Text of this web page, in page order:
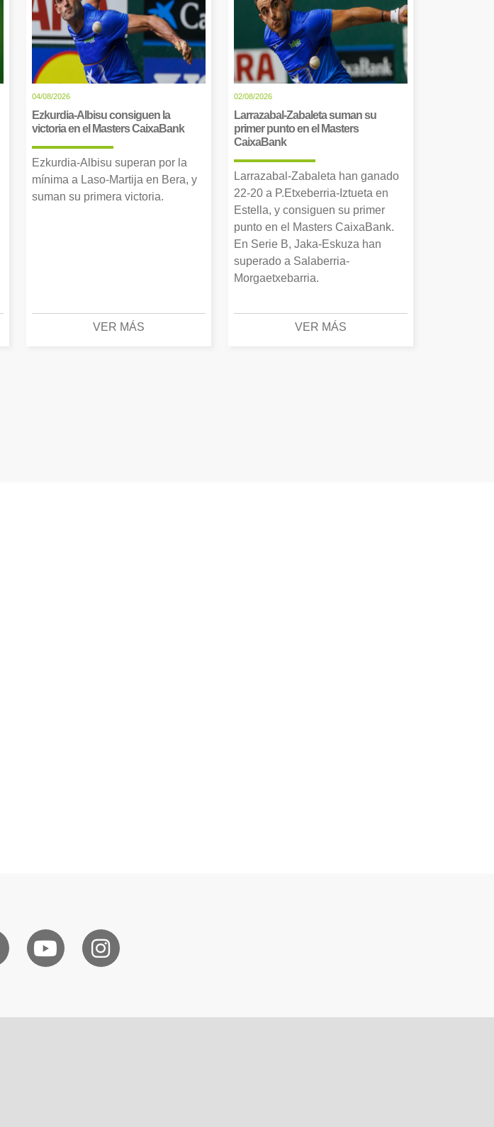
04/08/2026
Ezkurdia-Albisu consiguen la
victoria en el Masters CaixaBank
Ezkurdia-Albisu superan por la
mínima a Laso-Martija en Bera, y
suman su primera victoria.
VER MÁS
02/08/2026
Larrazabal-Zabaleta suman su
primer punto en el Masters
CaixaBank
Larrazabal-Zabaleta han ganado
22-20 a P.Etxeberria-Iztueta en
Estella, y consiguen su primer
punto en el Masters CaixaBank.
En Serie B, Jaka-Eskuza han
superado a Salaberria-
Morgaetxebarria.
VER MÁS